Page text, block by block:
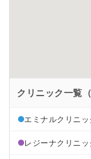
クリニック一覧（
エミナルクリニ
レジーナクリニ